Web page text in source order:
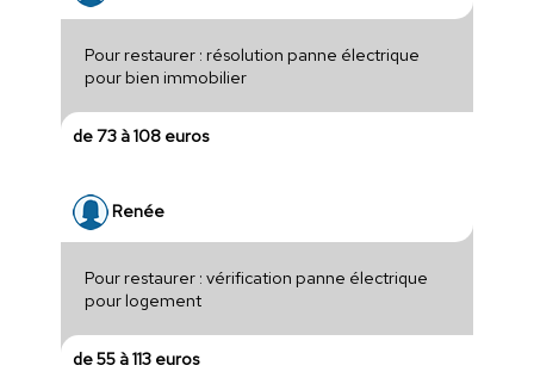
Pour restaurer : résolution panne électrique
pour bien immobilier
de 73 à 108 euros
Renée
Pour restaurer : vérification panne électrique
pour logement
de 55 à 113 euros